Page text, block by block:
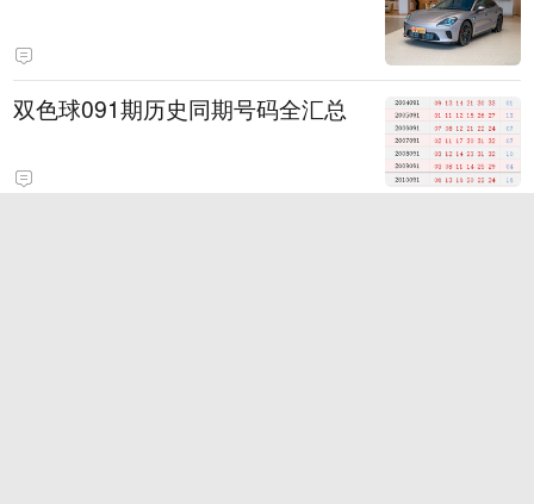
双色球091期历史同期号码全汇总